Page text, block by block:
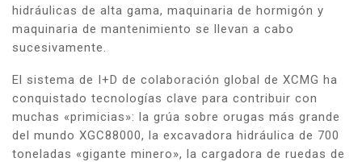
hidráulicas de alta gama, maquinaria de hormigón y
maquinaria de mantenimiento se llevan a cabo
sucesivamente.
El sistema de I+D de colaboración global de XCMG ha
conquistado tecnologías clave para contribuir con
muchas «primicias»: la grúa sobre orugas más grande
del mundo XGC88000, la excavadora hidráulica de 700
toneladas «gigante minero», la cargadora de ruedas de